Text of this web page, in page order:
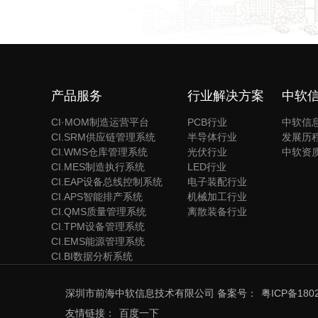
产品服务
CI·MOM制造运营平台
CI.SRM供应链管理系统
CI.WMS仓库管理系统
CI.MES制造执行系统
CI.EAP设备总线控制系统
CI.APS智能排产系统
CI.QMS质量管理系统
CI.TPM设备管理系统
CI.EMS能源管理系统
CI.BI数据分析系统
行业解决方案
PCB行业
半导体行业
光伏行业
LED行业
电子装配行业
机械加工行业
离散装备行业
中软
中软信
发展历
中软资
深圳市前海中软信息技术有限公司 备案号：
粤ICP备
友情链接：
百度一下